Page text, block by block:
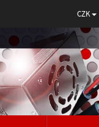
CZK